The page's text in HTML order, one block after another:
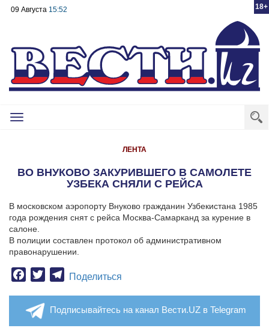
18+
09 Августа 15:52
Toggle
ЛЕНТА
ВО ВНУКОВО ЗАКУРИВШЕГО В САМОЛЕТЕ
УЗБЕКА СНЯЛИ С РЕЙСА
В московском аэропорту Внуково гражданин Узбекистана 1985
года рождения снят с рейса Москва-Самарканд за курение в
салоне.
В полиции составлен протокол об административном
правонарушении.
Facebook
TwitterTelegram
Поделиться
Подписывайтесь на канал Вести.UZ в Telegram